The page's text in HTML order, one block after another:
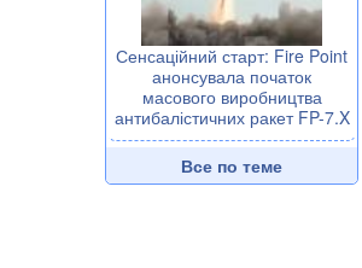
Сенсаційний старт: Fire Point
анонсувала початок
масового виробництва
антибалістичних ракет FP-7.X
Все по теме